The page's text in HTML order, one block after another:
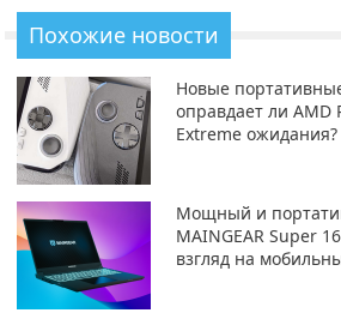
Похожие новости
Новые
оправдает ли AMD
Extreme ожидания?
Мощный и
MAINGEAR Super
взгляд на